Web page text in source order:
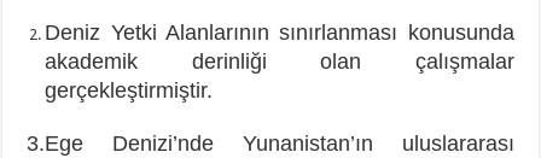
Deniz Yetki Alanlarının sınırlanması konusunda
akademik derinliği olan çalışmalar
gerçekleştirmiştir.
3.Ege Denizi’nde Yunanistan’ın uluslararası